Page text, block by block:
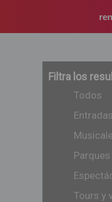
Filtra los
Todos
Entradas
Tours y